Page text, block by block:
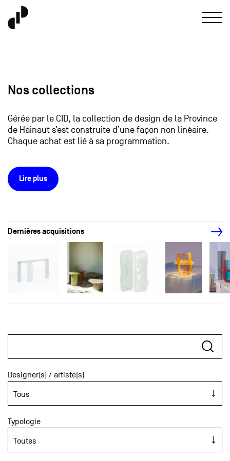
Nos collections
Gérée par le CID, la collection de design de la Province
de Hainaut s’est construite d’une façon non linéaire.
Chaque achat est lié à sa programmation.
Lire plus
Dernières acquisitions
Designer(s) / artiste(s)
Typologie